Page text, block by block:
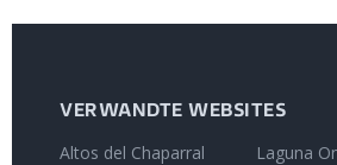
VERWANDTE WEBSITES
Altos del Chaparral
Laguna